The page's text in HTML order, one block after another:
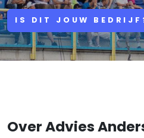
IS DIT JOUW
Over Advies